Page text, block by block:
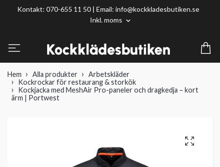
Kontakt: 070-655 11 50 | Email: info@kockkladesbutiken.se
Inkl. moms
Hem Alla produkter
Arbetskläder
Kockrockar för restaurang & storkök
Kockjacka med MeshAir Pro-paneler och dragkedja – kort
ärm | Portwest